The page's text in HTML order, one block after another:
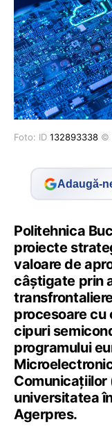
Foto: ID 132893338 ©
Adaugă-
Politehnica
proiecte
valoare de
câştigate prin
procesoare cu
cipuri
programului
Comunicaţiilor
universitatea
Agerpres.